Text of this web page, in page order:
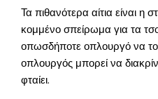
Τα πιθανότερα αίτια είναι
κομμένο σπείρωμα για τα
οπωσδήποτε οπλουργό να το
οπλουργός μπορεί να
φταίει.